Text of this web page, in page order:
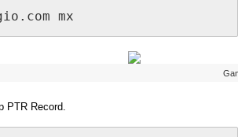
. com mx
PTR Record.